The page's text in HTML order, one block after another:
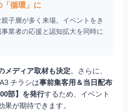
「循環」に
子層が多く来場。イベントをき
業者の応援と認知拡大を同時に
メディア取材も決定。さらに、
チラシは事前集客用＆当日配布
部】を発行するため、イベント
果が期待できます。